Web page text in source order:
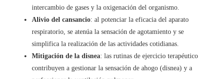
intercambio de gases y la oxigenación del organismo.
Alivio del cansancio: al potenciar la eficacia del aparato
respiratorio, se atenúa la sensación de agotamiento y se
simplifica la realización de las actividades cotidianas.
Mitigación de la disnea: las rutinas de ejercicio terapéutico
contribuyen a gestionar la sensación de ahogo (disnea) y a